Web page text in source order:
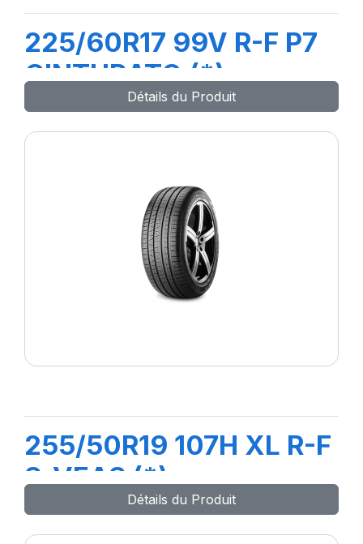
225/60R17 99V R-F P7
CINTURATO (*)
Détails du Produit
255/50R19 107H XL R-F
S-VEAS (*)
Détails du Produit